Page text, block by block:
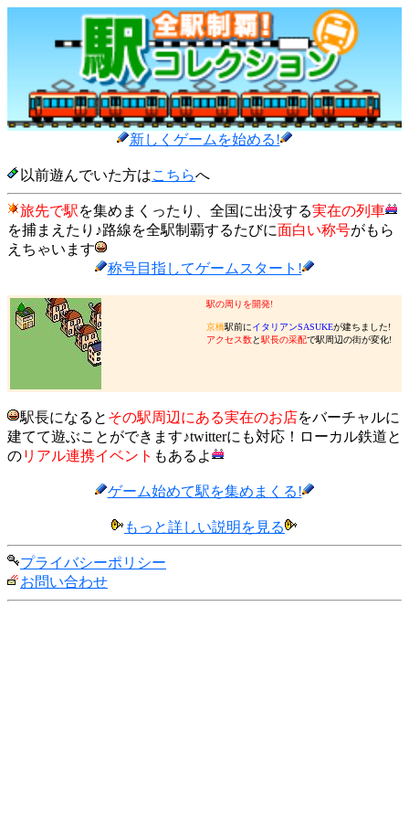
新しくゲームを始める!
以前遊んでいた方はこちらへ
旅先で駅を集めまくったり、全国に出没する実在の列車
を捕まえたり♪路線を全駅制覇するたびに面白い称号がもら
えちゃいます
称号目指してゲームスタート!
駅の周りを開発!
京橋駅前にイタリアンSASUKEが建ちました!
アクセス数と駅長の采配で駅周辺の街が変化!
駅長になると その駅周辺にある実在のお店をバーチャルに
建てて遊ぶことができます♪twitterにも対応！ローカル鉄道と
のリアル連携イベント もあるよ
ゲーム始めて駅を集めまくる!
もっと詳しい説明を見る
プライバシーポリシー
お問い合わせ